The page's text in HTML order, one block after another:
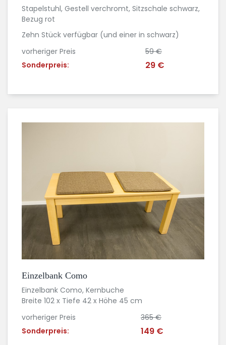
Stapelstuhl, Gestell verchromt, Sitzschale schwarz,
Bezug rot
Zehn Stück verfügbar (und einer in schwarz)
vorheriger Preis
59 €
Sonderpreis:
29 €
Einzelbank Como
Einzelbank Como, Kernbuche
Breite 102 x Tiefe 42 x Höhe 45 cm
vorheriger Preis
365 €
Sonderpreis:
149 €